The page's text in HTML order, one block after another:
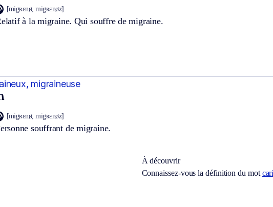
[migʀɛnø, migʀɛnøz]
à la migraine. Qui souffre de migraine.
migraineuse
[migʀɛnø, migʀɛnøz]
souffrant de migraine.
À découvrir
Connaissez-vous la définition du mot